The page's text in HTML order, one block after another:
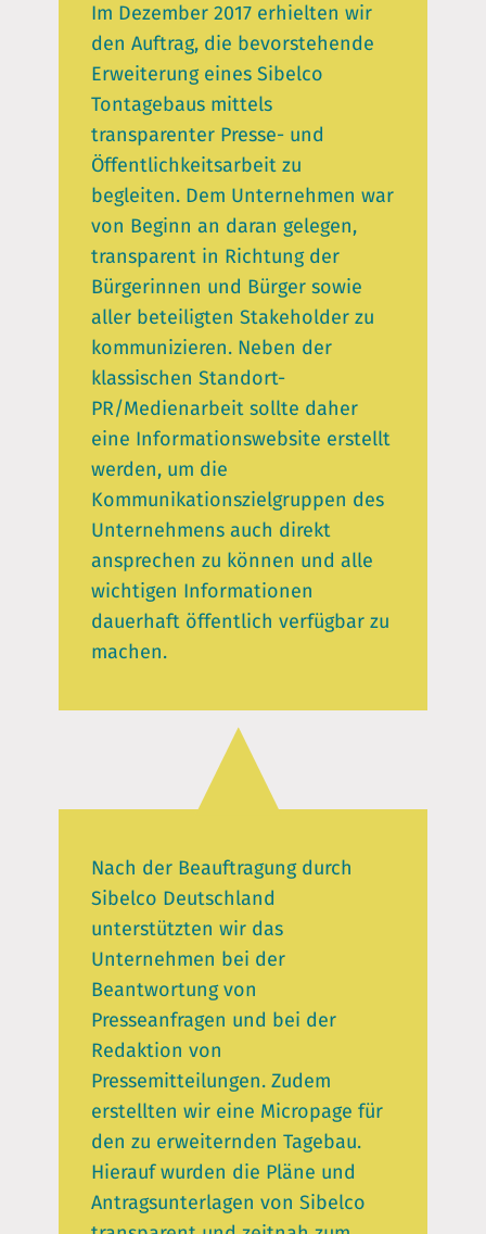
Im Dezember 2017 erhielten wir
den Auftrag, die bevorstehende
Erweiterung eines Sibelco
Tontagebaus mittels
transparenter Presse- und
Öffentlichkeitsarbeit zu
begleiten. Dem Unternehmen war
von Beginn an daran gelegen,
transparent in Richtung der
Bürgerinnen und Bürger sowie
aller beteiligten Stakeholder zu
kommunizieren. Neben der
klassischen Standort-
PR/Medienarbeit sollte daher
eine Informationswebsite erstellt
werden, um die
Kommunikationszielgruppen des
Unternehmens auch direkt
ansprechen zu können und alle
wichtigen Informationen
dauerhaft öffentlich verfügbar zu
machen.
Nach der Beauftragung durch
Sibelco Deutschland
unterstützten wir das
Unternehmen bei der
Beantwortung von
Presseanfragen und bei der
Redaktion von
Pressemitteilungen. Zudem
erstellten wir eine Micropage für
den zu erweiternden Tagebau.
Hierauf wurden die Pläne und
Antragsunterlagen von Sibelco